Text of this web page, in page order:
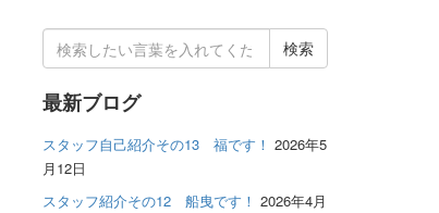
検
索
果:
最新ブログ
スタッフ自己紹介その13 福です！ 2026年5
月12日
スタッフ紹介その12 船曳です！ 2026年4月